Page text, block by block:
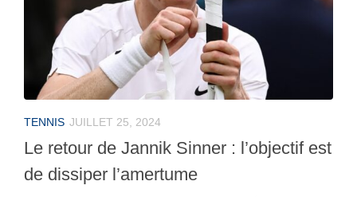
TENNIS JUILLET 25, 2024
Le retour de Jannik Sinner : l’objectif est
de dissiper l’amertume